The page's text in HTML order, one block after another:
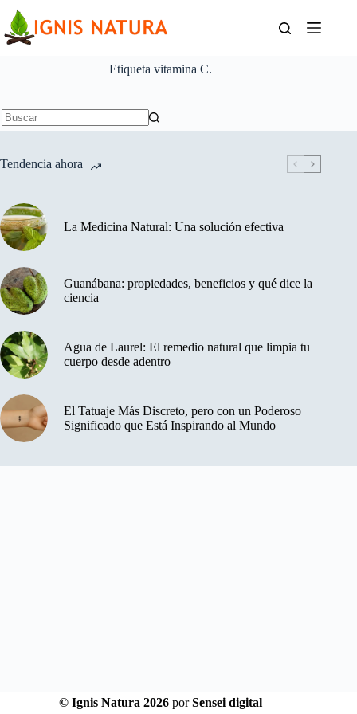
contenido
Etiqueta vitamina C.
Sin
Tendencia ahora
La Medicina Natural: Una solución efectiva
Guanábana: propiedades, beneficios y qué dice la
ciencia
Agua de Laurel: El remedio natural que limpia tu
cuerpo desde adentro
El Tatuaje Más Discreto, pero con un Poderoso
Significado que Está Inspirando al Mundo
© Ignis Natura 2026 porSensei digital